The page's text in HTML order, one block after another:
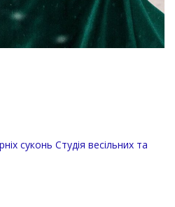
суконь Студія весільних та